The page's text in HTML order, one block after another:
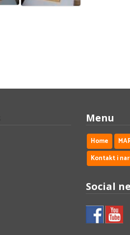
Menu
Home
Kontakt i
Social